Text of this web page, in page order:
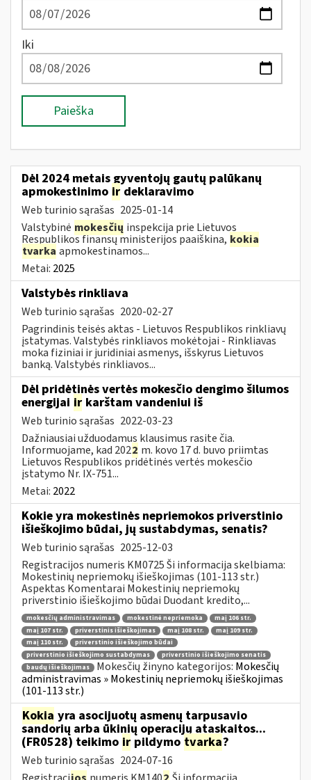
Iki
Paieška
Dėl 2024 metais gyventojų gautų palūkanų
apmokestinimo ir deklaravimo
Web turinio sąrašas 2025-01-14
Valstybinė mokesčių inspekcija prie Lietuvos
Respublikos finansų ministerijos paaiškina, kokia
tvarka apmokestinamos...
Metai: 2025
Valstybės rinkliava
Web turinio sąrašas 2020-02-27
Pagrindinis teisės aktas - Lietuvos Respublikos rinkliavų
įstatymas. Valstybės rinkliavos mokėtojai - Rinkliavas
moka fiziniai ir juridiniai asmenys, išskyrus Lietuvos
banką. Valstybės rinkliavos...
Dėl pridėtinės vertės mokesčio dengimo šilumos
energijai ir karštam vandeniui iš
Web turinio sąrašas 2022-03-23
Dažniausiai užduodamus klausimus rasite čia.
Informuojame, kad 2022 m. kovo 17 d. buvo priimtas
Lietuvos Respublikos pridėtinės vertės mokesčio
įstatymo Nr. IX-751...
Metai: 2022
Kokie yra mokestinės nepriemokos priverstinio
išieškojimo būdai, jų sustabdymas, senatis?
Web turinio sąrašas 2025-12-03
Registracijos numeris KM0725 Ši informacija skelbiama:
Mokestinių nepriemokų išieškojimas (101-113 str.)
Aspektas Komentarai Mokestinių nepriemokų
priverstinio išieškojimo būdai Duodant kredito,...
mokesčių administravimas mokestinė nepriemoka
maį 106 str.
maį 107 str.
priverstinis išieškojimas maį 108 str.
maį 109 str.
maį 110 str.
priverstinio išieškojimo būdai
priverstinio išieškojimo sustabdymas
priverstinio išieškojimo senatis
baudų išieškojimas
Mokesčių žinyno kategorijos: Mokesčių
administravimas » Mokestinių nepriemokų išieškojimas
(101-113 str.)
Kokia yra asocijuotų asmenų tarpusavio
sandorių arba ūkinių operacijų ataskaitos...
(FR0528) teikimo ir pildymo tvarka?
Web turinio sąrašas 2024-07-16